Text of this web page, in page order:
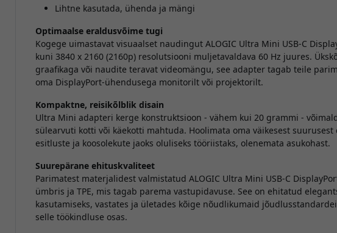
Lihtne kasutada, ühenda ja mängi
Optimaalse eraldusvõime tugi
Kogege uimastavat visuaalset naudingut ALOGIC Ultra Mini USB-C
kuni 3840 x 2160 (2160p) resolutsiooni muljetavaldava 60 Hz juures.
graafikaga või naudite teravat videomängu, see adapter tagab teile
oma DisplayPort-ühendusega monitorilt või projektorilt.
Kompaktne, reisikõlblik disain
Ultra Mini adapteri kerge konstruktsioon - vähem kui 20 grammi -
sülearvuti kotti või käekotti mahtuda. Hoolimata oma väikesest suurusest
esitluste ja koosolekute jaoks oluliseks tööriistaks, olenemata asukohast.
Suurepärane ehituskvaliteet
Parimatest materjalidest valmistatud ALOGIC Ultra Mini USB-C
ümbris ja TPE, mis tagab parema vastupidavuse. See on ehitatud
kasutamiseks, vastates ja ületades kõige nõudlikumaid
selle töökindluse osas.